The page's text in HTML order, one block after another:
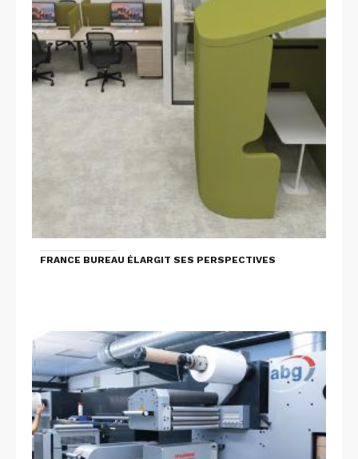
FRANCE BUREAU ÉLARGIT SES PERSPECTIVES